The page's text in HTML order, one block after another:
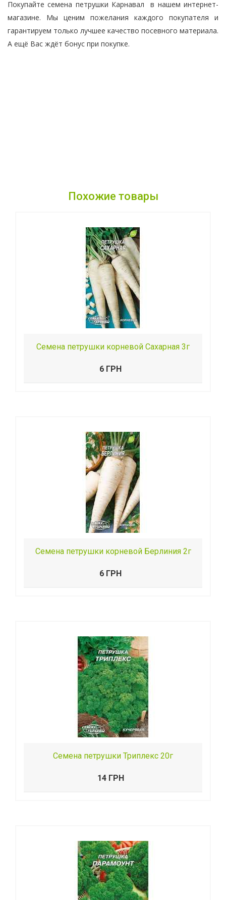
Покупайте семена петрушки Карнавал в нашем интернет-
магазине. Мы ценим пожелания каждого покупателя и
гарантируем только лучшее качество посевного материала.
А ещё Вас ждёт бонус при покупке.
Похожие товары
Семена петрушки корневой Сахарная 3г
6 ГРН
Семена петрушки корневой Берлиния 2г
6 ГРН
Семена петрушки Триплекс 20г
14 ГРН